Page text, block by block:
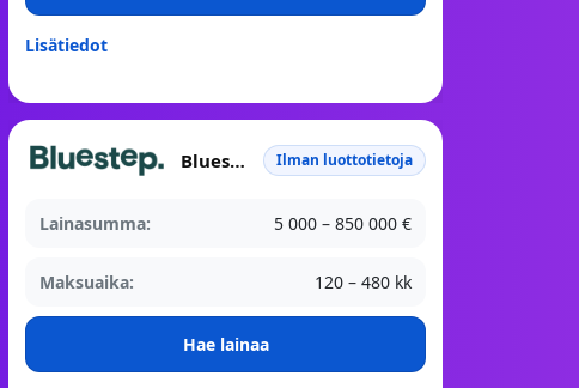
Lisätiedot
Bluestep Bank Ilman luottotietoja
Lainasumma: 5 000 – 850 000 €
Maksuaika: 120 – 480 kk
Hae lainaa